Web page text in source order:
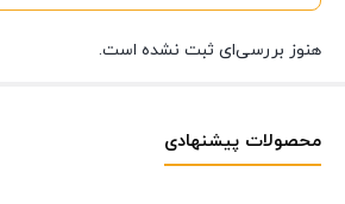
هنوز بررسی‌ای ثبت نشده است.
محصولات پیشنهادی